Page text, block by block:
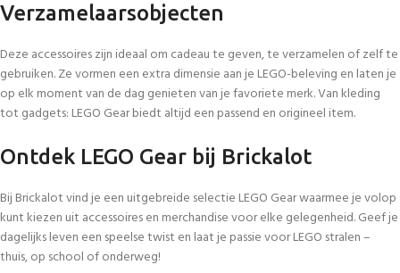
Verzamelaarsobjecten
Deze accessoires zijn ideaal om cadeau te geven, te verzamelen of zelf te
gebruiken. Ze vormen een extra dimensie aan je LEGO-beleving en laten je
op elk moment van de dag genieten van je favoriete merk. Van kleding
tot gadgets: LEGO Gear biedt altijd een passend en origineel item.
Ontdek LEGO Gear bij Brickalot
Bij Brickalot vind je een uitgebreide selectie LEGO Gear waarmee je volop
kunt kiezen uit accessoires en merchandise voor elke gelegenheid. Geef je
dagelijks leven een speelse twist en laat je passie voor LEGO stralen –
thuis, op school of onderweg!